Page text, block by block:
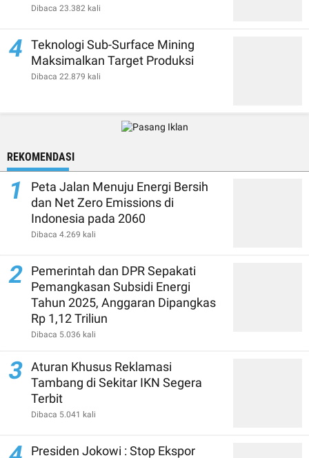
Dibaca 23.382 kali
4
Teknologi Sub-Surface Mining
Maksimalkan Target Produksi
Dibaca 22.879 kali
REKOMENDASI
1
Peta Jalan Menuju Energi Bersih
dan Net Zero Emissions di
Indonesia pada 2060
Dibaca 4.269 kali
2
Pemerintah dan DPR Sepakati
Pemangkasan Subsidi Energi
Tahun 2025, Anggaran Dipangkas
Rp 1,12 Triliun
Dibaca 5.036 kali
3 Aturan Khusus Reklamasi
Tambang di Sekitar IKN Segera
Terbit
Dibaca 5.041 kali
Presiden Jokowi : Stop Ekspor